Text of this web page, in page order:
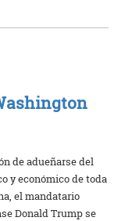
de adueñarse del
y económico de toda
el mandatario
Donald Trump se